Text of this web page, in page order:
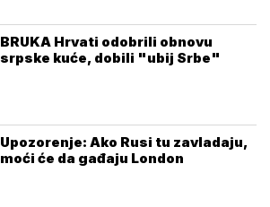
BRUKA Hrvati odobrili obnovu
srpske kuće, dobili "ubij Srbe"
Upozorenje: Ako Rusi tu zavladaju,
moći će da gađaju London